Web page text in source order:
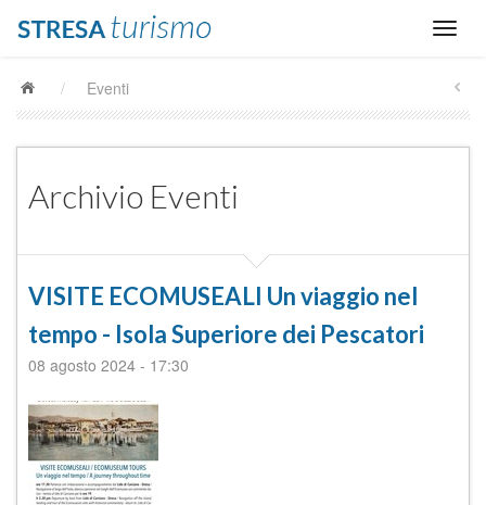
/ Eventi
Archivio Eventi
VISITE ECOMUSEALI Un viaggio nel
tempo - Isola Superiore dei Pescatori
08 agosto 2024 - 17:30